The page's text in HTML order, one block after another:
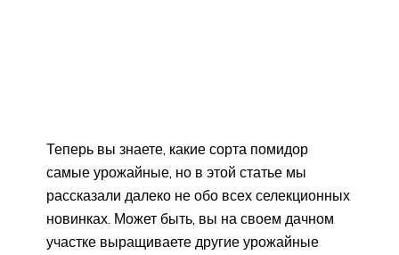
Теперь вы знаете, какие сорта помидор
самые урожайные, но в этой статье мы
рассказали далеко не обо всех селекционных
новинках. Может быть, вы на своем дачном
участке выращиваете другие урожайные